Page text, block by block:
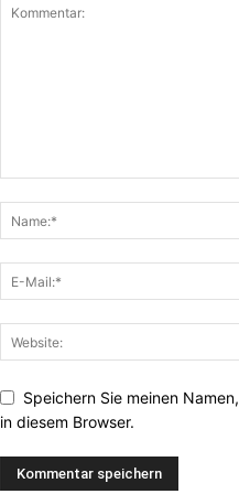
Speichern Sie meinen
in diesem Browser.